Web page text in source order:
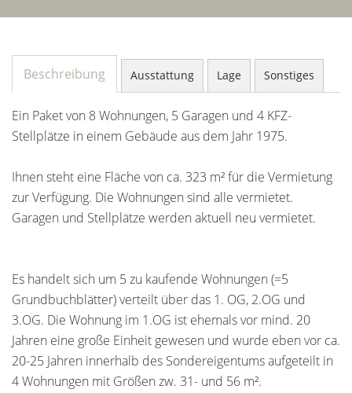
Beschreibung Ausstattung Lage Sonstiges
Ein Paket von 8 Wohnungen, 5 Garagen und 4 KFZ-
Stellplätze in einem Gebäude aus dem Jahr 1975.
Ihnen steht eine Fläche von ca. 323 m² für die Vermietung
zur Verfügung. Die Wohnungen sind alle vermietet.
Garagen und Stellplätze werden aktuell neu vermietet.
Es handelt sich um 5 zu kaufende Wohnungen (=5
Grundbuchblätter) verteilt über das 1. OG, 2.OG und
3.OG. Die Wohnung im 1.OG ist ehemals vor mind. 20
Jahren eine große Einheit gewesen und wurde eben vor ca.
20-25 Jahren innerhalb des Sondereigentums aufgeteilt in
4 Wohnungen mit Größen zw. 31- und 56 m².